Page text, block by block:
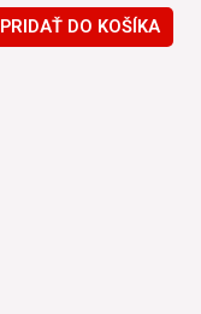
PRIDAŤ DO KOŠÍKA